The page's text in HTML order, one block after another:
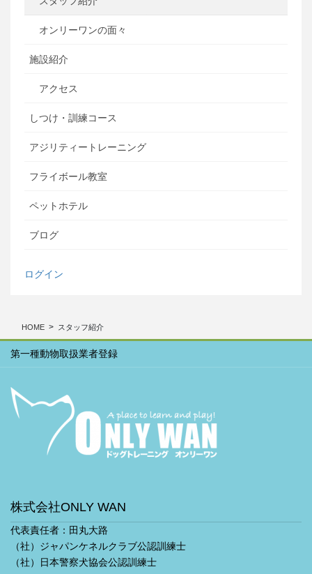
オンリーワンの面々
施設紹介
アクセス
しつけ・訓練コース
アジリティートレーニング
フライボール教室
ペットホテル
ブログ
ログイン
HOME スタッフ紹介
第一種動物取扱業者登録
株式会社ONLY WAN
代表責任者：田丸大路
（社）ジャパンケネルクラブ公認訓練士
（社）日本警察犬協会公認訓練士